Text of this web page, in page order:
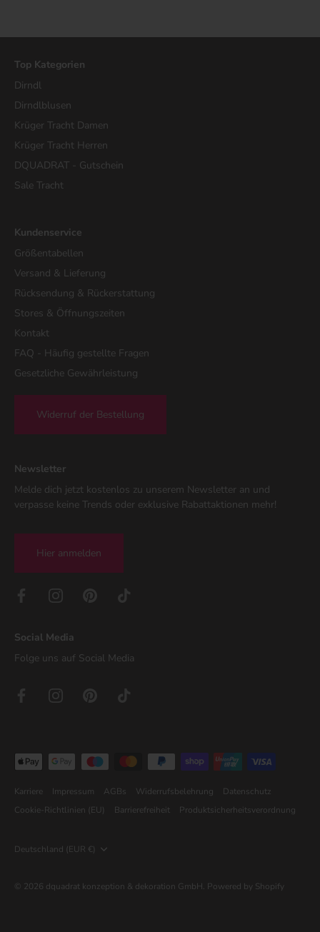
Top Kategorien
Dirndl
Dirndlblusen
Krüger Tracht Damen
Krüger Tracht Herren
DQUADRAT - Gutschein
Sale Tracht
Kundenservice
Größentabellen
Versand & Lieferung
Rücksendung & Rückerstattung
Stores & Öffnungszeiten
Kontakt
FAQ - Häufig gestellte Fragen
Gesetzliche Gewährleistung
Widerruf der Bestellung
Newsletter
Melde dich jetzt kostenlos zu unserem Newsletter an und
verpasse keine Trends oder exklusive Rabattaktionen mehr!
Hier anmelden
Social Media
Folge uns auf Social Media
Karriere Impressum AGBs Widerrufsbelehrung
Datenschutz
Cookie-Richtlinien (EU)
Barrierefreiheit Produktsicherheitsverordnung
Währung
Deutschland (EUR €)
© 2026 dquadrat konzeption & dekoration GmbH. Powered by Shopify